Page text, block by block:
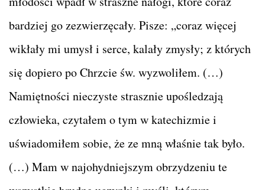
bardziej go zezwierzęcały. Pisze: „coraz więcej
wikłały mi umysł i serce, kalały zmysły; z których
się dopiero po Chrzcie św. wyzwoliłem. (…)
Namiętności nieczyste strasznie upośledzają
człowieka, czytałem o tym w katechizmie i
uświadomiłem sobie, że ze mną właśnie tak było.
(…) Mam w najohydniejszym obrzydzeniu te